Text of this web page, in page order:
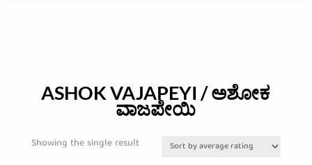
ASHOK VAJAPEYI / ಅಶೋಕ
ವಾಜಪೇಯಿ
Showing the single result